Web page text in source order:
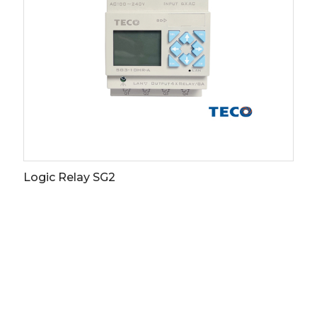
Logic Relay SG2
More info